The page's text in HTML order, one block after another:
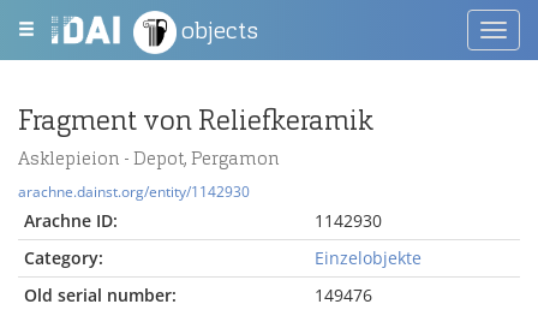
objects
Fragment von Reliefkeramik
Asklepieion - Depot, Pergamon
arachne.dainst.org/entity/1142930
Arachne ID:
1142930
Category:
Einzelobjekte
Old serial number:
149476